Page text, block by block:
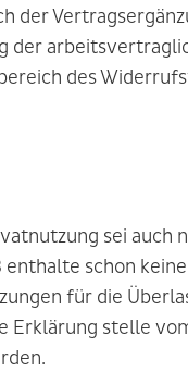
der
der
des
sei
schon
für die
Erklärung stelle